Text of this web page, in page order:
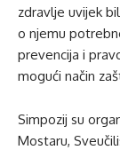
zdravlje uvijek
o njemu
prevencija i
mogući način
Simpozij su
Mostaru,